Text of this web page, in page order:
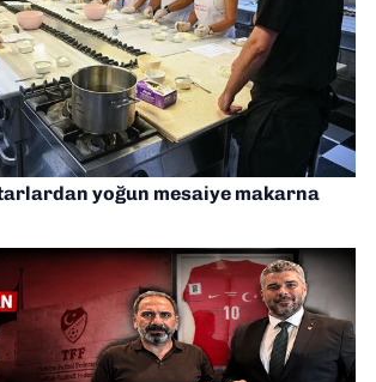
yoğun mesaiye makarna